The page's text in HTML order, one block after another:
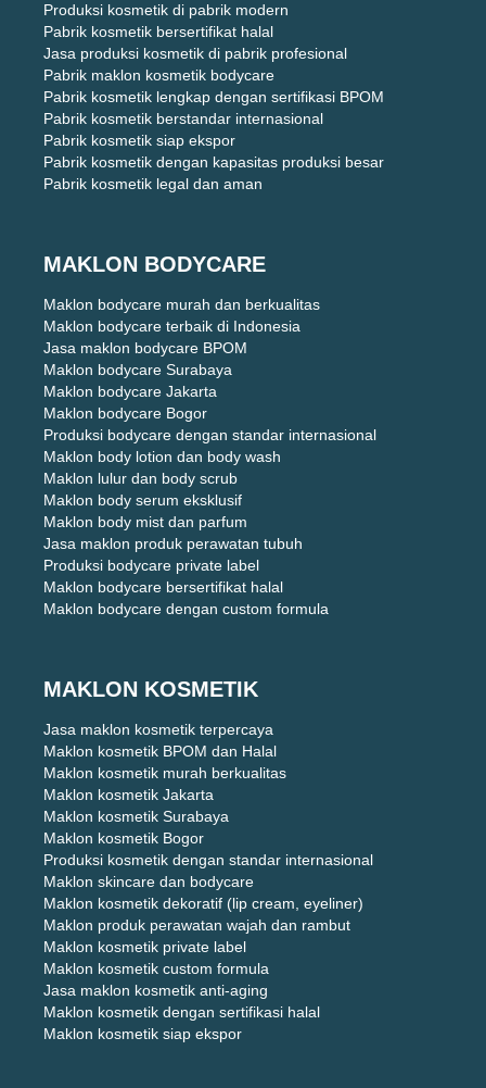
Produksi kosmetik di pabrik modern
Pabrik kosmetik bersertifikat halal
Jasa produksi kosmetik di pabrik profesional
Pabrik maklon kosmetik bodycare
Pabrik kosmetik lengkap dengan sertifikasi BPOM
Pabrik kosmetik berstandar internasional
Pabrik kosmetik siap ekspor
Pabrik kosmetik dengan kapasitas produksi besar
Pabrik kosmetik legal dan aman
MAKLON BODYCARE
Maklon bodycare murah dan berkualitas
Maklon bodycare terbaik di Indonesia
Jasa maklon bodycare BPOM
Maklon bodycare Surabaya
Maklon bodycare Jakarta
Maklon bodycare Bogor
Produksi bodycare dengan standar internasional
Maklon body lotion dan body wash
Maklon lulur dan body scrub
Maklon body serum eksklusif
Maklon body mist dan parfum
Jasa maklon produk perawatan tubuh
Produksi bodycare private label
Maklon bodycare bersertifikat halal
Maklon bodycare dengan custom formula
MAKLON KOSMETIK
Jasa maklon kosmetik terpercaya
Maklon kosmetik BPOM dan Halal
Maklon kosmetik murah berkualitas
Maklon kosmetik Jakarta
Maklon kosmetik Surabaya
Maklon kosmetik Bogor
Produksi kosmetik dengan standar internasional
Maklon skincare dan bodycare
Maklon kosmetik dekoratif (lip cream, eyeliner)
Maklon produk perawatan wajah dan rambut
Maklon kosmetik private label
Maklon kosmetik custom formula
Jasa maklon kosmetik anti-aging
Maklon kosmetik dengan sertifikasi halal
Maklon kosmetik siap ekspor